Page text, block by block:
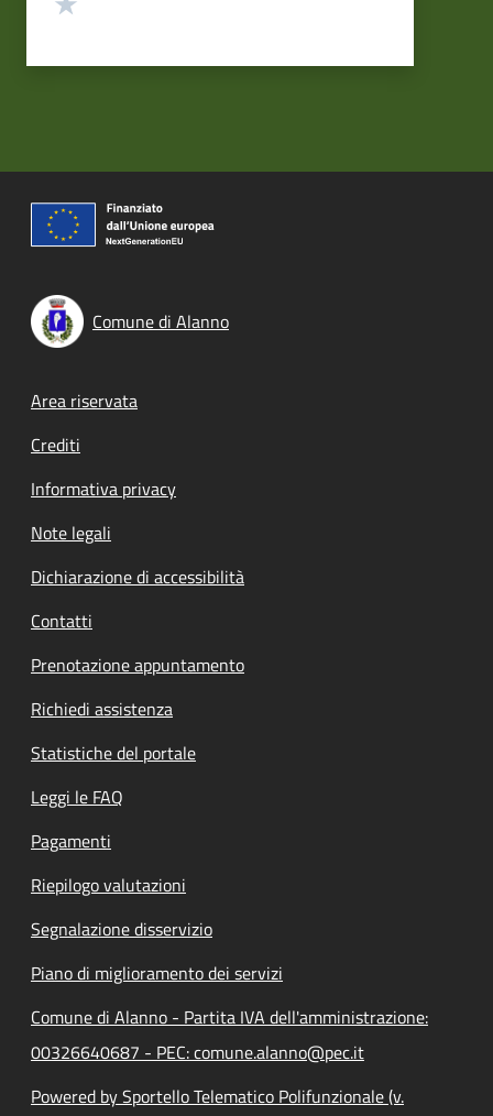
Comune di Alanno
Footer menu
Area riservata
Crediti
Informativa privacy
Note legali
Dichiarazione di accessibilità
Contatti
Prenotazione appuntamento
Richiedi assistenza
Statistiche del portale
Leggi le FAQ
Pagamenti
Riepilogo valutazioni
Segnalazione disservizio
Piano di miglioramento dei servizi
Comune di Alanno - Partita IVA dell'amministrazione:
00326640687 - PEC: comune.alanno@pec.it
Powered by Sportello Telematico Polifunzionale (v.